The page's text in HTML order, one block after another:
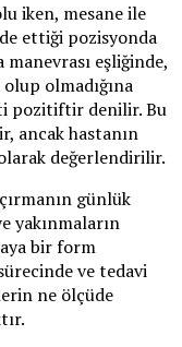
iken, mesane ile
ettiği pozisyonda
eşliğinde,
olmadığına
pozitiftir denilir. Bu
ancak hastanın
değerlendirilir.
günlük
yakınmaların
bir form
ve tedavi
ne ölçüde